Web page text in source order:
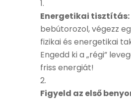
Energetikai tisztítás:
bebútorozol, végezz
fizikai és energetikai
Engedd ki a „régi”
friss energiát!
Figyeld az első